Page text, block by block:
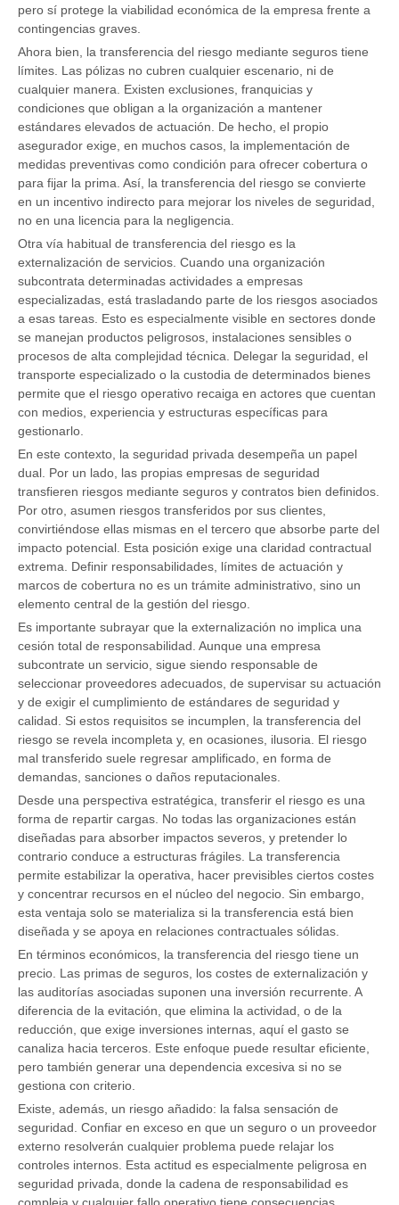
pero sí protege la viabilidad económica de la empresa frente a
contingencias graves.
Ahora bien, la transferencia del riesgo mediante seguros tiene
límites. Las pólizas no cubren cualquier escenario, ni de
cualquier manera. Existen exclusiones, franquicias y
condiciones que obligan a la organización a mantener
estándares elevados de actuación. De hecho, el propio
asegurador exige, en muchos casos, la implementación de
medidas preventivas como condición para ofrecer cobertura o
para fijar la prima. Así, la transferencia del riesgo se convierte
en un incentivo indirecto para mejorar los niveles de seguridad,
no en una licencia para la negligencia.
Otra vía habitual de transferencia del riesgo es la
externalización de servicios. Cuando una organización
subcontrata determinadas actividades a empresas
especializadas, está trasladando parte de los riesgos asociados
a esas tareas. Esto es especialmente visible en sectores donde
se manejan productos peligrosos, instalaciones sensibles o
procesos de alta complejidad técnica. Delegar la seguridad, el
transporte especializado o la custodia de determinados bienes
permite que el riesgo operativo recaiga en actores que cuentan
con medios, experiencia y estructuras específicas para
gestionarlo.
En este contexto, la seguridad privada desempeña un papel
dual. Por un lado, las propias empresas de seguridad
transfieren riesgos mediante seguros y contratos bien definidos.
Por otro, asumen riesgos transferidos por sus clientes,
convirtiéndose ellas mismas en el tercero que absorbe parte del
impacto potencial. Esta posición exige una claridad contractual
extrema. Definir responsabilidades, límites de actuación y
marcos de cobertura no es un trámite administrativo, sino un
elemento central de la gestión del riesgo.
Es importante subrayar que la externalización no implica una
cesión total de responsabilidad. Aunque una empresa
subcontrate un servicio, sigue siendo responsable de
seleccionar proveedores adecuados, de supervisar su actuación
y de exigir el cumplimiento de estándares de seguridad y
calidad. Si estos requisitos se incumplen, la transferencia del
riesgo se revela incompleta y, en ocasiones, ilusoria. El riesgo
mal transferido suele regresar amplificado, en forma de
demandas, sanciones o daños reputacionales.
Desde una perspectiva estratégica, transferir el riesgo es una
forma de repartir cargas. No todas las organizaciones están
diseñadas para absorber impactos severos, y pretender lo
contrario conduce a estructuras frágiles. La transferencia
permite estabilizar la operativa, hacer previsibles ciertos costes
y concentrar recursos en el núcleo del negocio. Sin embargo,
esta ventaja solo se materializa si la transferencia está bien
diseñada y se apoya en relaciones contractuales sólidas.
En términos económicos, la transferencia del riesgo tiene un
precio. Las primas de seguros, los costes de externalización y
las auditorías asociadas suponen una inversión recurrente. A
diferencia de la evitación, que elimina la actividad, o de la
reducción, que exige inversiones internas, aquí el gasto se
canaliza hacia terceros. Este enfoque puede resultar eficiente,
pero también generar una dependencia excesiva si no se
gestiona con criterio.
Existe, además, un riesgo añadido: la falsa sensación de
seguridad. Confiar en exceso en que un seguro o un proveedor
externo resolverán cualquier problema puede relajar los
controles internos. Esta actitud es especialmente peligrosa en
seguridad privada, donde la cadena de responsabilidad es